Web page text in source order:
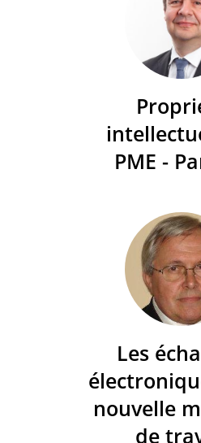
PME -
Les
nouvelle
de